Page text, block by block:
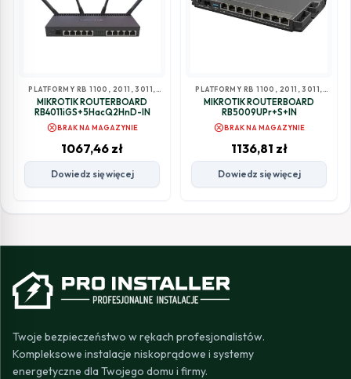
PLATFORMY RB 1100, 2011, 3011,
4011
MIKROTIK ROUTERBOARD
RB4011iGS+5HacQ2HnD-IN
cancelBRAK NA MAGAZYNIE
1067,46 zł
Dowiedz się więcej
PLATFORMY RB 1100, 2011, 3011,
4011
MIKROTIK ROUTERBOARD
RB5009UPr+S+IN
cancelBRAK NA MAGAZYNIE
1136,81 zł
Dowiedz się więcej
Twoje bezpieczeństwo w rękach profesjonalistów.
Kompleksowe instalacje niskoprądowe i systemy
energetyczne dla Twojego domu i firmy.